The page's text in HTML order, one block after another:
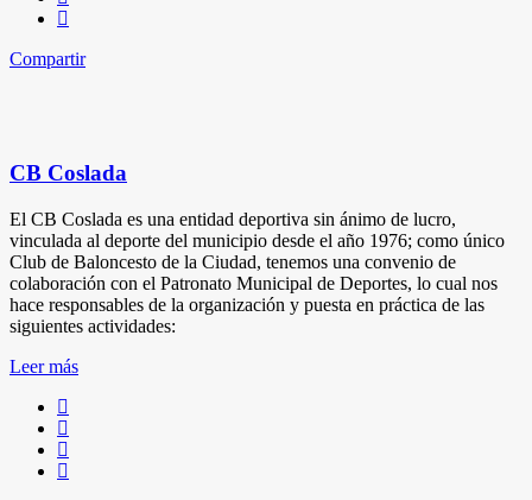
Compartir
CB Coslada
El CB Coslada es una entidad deportiva sin ánimo de lucro,
vinculada al deporte del municipio desde el año 1976; como único
Club de Baloncesto de la Ciudad, tenemos una convenio de
colaboración con el Patronato Municipal de Deportes, lo cual nos
hace responsables de la organización y puesta en práctica de las
siguientes actividades:
Leer más